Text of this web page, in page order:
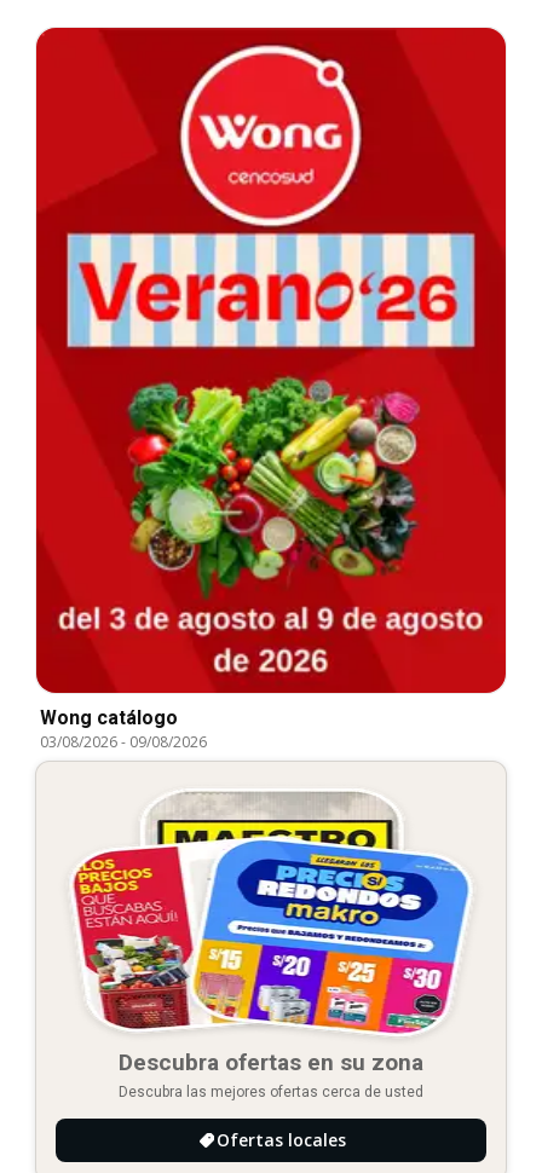
Wong catálogo
03/08/2026- 09/08/2026
Descubra ofertas en su zona
Descubra las mejores ofertas cerca de usted
Ofertas locales